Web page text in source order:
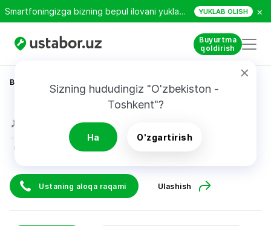
Smartfoningizga bizning bepul ilovani yuklab oling! YUKLAB OLISH ×
Buyurtma
qoldirish
Sizning hududingiz "O'zbekiston -
Toshkent"?
Ha O'zgartirish
Bosh sahifa
Ustaning aloqa raqami Ulashish